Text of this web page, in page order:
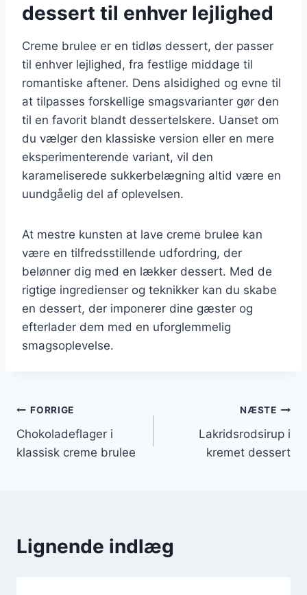
dessert til enhver lejlighed
Creme brulee er en tidløs dessert, der passer
til enhver lejlighed, fra festlige middage til
romantiske aftener. Dens alsidighed og evne til
at tilpasses forskellige smagsvarianter gør den
til en favorit blandt dessertelskere. Uanset om
du vælger den klassiske version eller en mere
eksperimenterende variant, vil den
karameliserede sukkerbelægning altid være en
uundgåelig del af oplevelsen.
At mestre kunsten at lave creme brulee kan
være en tilfredsstillende udfordring, der
belønner dig med en lækker dessert. Med de
rigtige ingredienser og teknikker kan du skabe
en dessert, der imponerer dine gæster og
efterlader dem med en uforglemmelig
smagsoplevelse.
Indlægsnavigation
FORRIGE
Chokoladeflager i
klassisk creme brulee
NÆSTE
Lakridsrodsirup i
kremet dessert
Lignende indlæg